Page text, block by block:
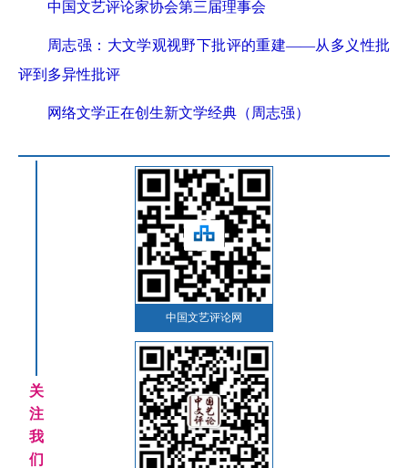
中国文艺评论家协会第三届理事会
周志强：大文学观视野下批评的重建——从多义性批
评到多异性批评
网络文学正在创生新文学经典（周志强）
关
注
我
们
中国文艺评论网